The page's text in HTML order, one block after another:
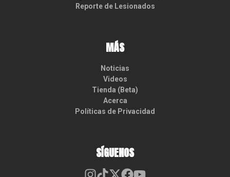
Reporte de Lesionados
MÁS
Noticias
Videos
Tienda (Beta)
Acerca
Políticas de Privacidad
SÍGUENOS